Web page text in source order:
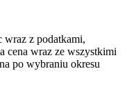
wraz z podatkami,
cena wraz ze wszystkimi
po wybraniu okresu